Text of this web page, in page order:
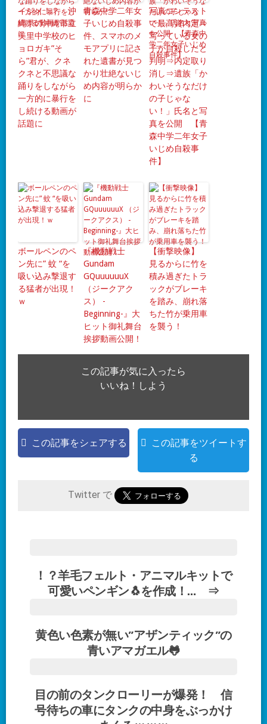
イジメ！？ 沖
縄県の沖縄市立
美里中学校のヒ
ョロガキ”そ
ら”君が、クネ
クネと不思議な
踊りをしながら
一方的に暴行を
し続ける動画が
話題に
青森中学二年女
子いじめ自殺事
件、スマホのメ
モアプリに記さ
れた遺書が見つ
かり壮絶ないじ
め内容が明らか
に
写真コンテスト
で最高賞内定⇒
写っている女の
子が自殺したと
判明⇒内定取り
消し⇒遺族「か
わいそうなだけ
の子じゃな
い！」氏名と写
真を公開 【青
森中学二年女子
いじめ自殺事
件】
ボールペンのペ
ン先に” 蚊 “を
吸い込み撃退す
る猛者が出現！
ｗ
『機動戦士
Gundam
GQuuuuuuX
（ジークアク
ス） -
Beginning-』大
ヒット御礼舞台
挨拶動画公開！
【衝撃映像】
見るからに竹を
積み過ぎたトラ
ックがブレーキ
を踏み、崩れ落
ちた竹が乗用車
を襲う！
この記事が気に入ったら
いいね！しよう
この記事をシェアする
この記事をツイートす
る
Twitter で
！？羊毛フェルト・アニマルキットで
可愛いペンギン🐧を作成！… ⇒
黄色い色素が無い”アザンティック”の
青いアマガエル🐸
目の前のタンクローリーが爆発！ 信
号待ちの車にタンクの中身をぶっかけ